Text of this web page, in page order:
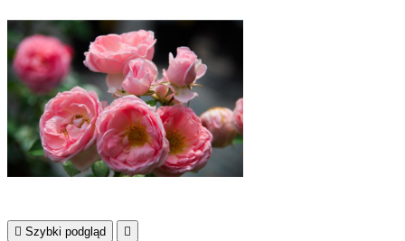
 Szybki podgląd 